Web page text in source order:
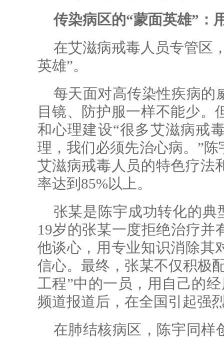
传染病区的“蒙面英雄”：
在艾滋病戒毒人员专管
英雄”。
每天面对高传染性疾病的
目镜、防护服一样不能少。
和心理建设“很多艾滋病戒
理，我们必须先治心病。”
艾滋病戒毒人员的特色疗法
率达到85%以上。
张某是陈宇成功转化的
19岁的张某一度拒绝治疗并
他谈心，用专业知识消除其
信心。最终，张某不仅积极
工程”中的一员，用自己的
频道报道后，在全国引起强
在肺结核病区，陈宇同样